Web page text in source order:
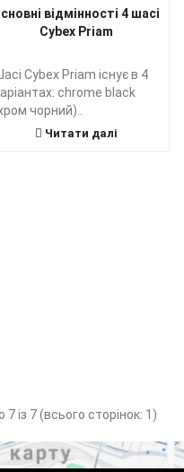
відмінності 4 шасі
Cybex Priam
Шасі Cybex Priam існує в 4
chrome black
чорний)..
Читати далі
7 із 7 (всього сторінок: 1)